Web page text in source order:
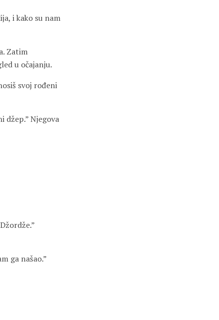
i kako su nam
Zatim
u očajanju.
svoj rođeni
džep.” Njegova
ga našao.”